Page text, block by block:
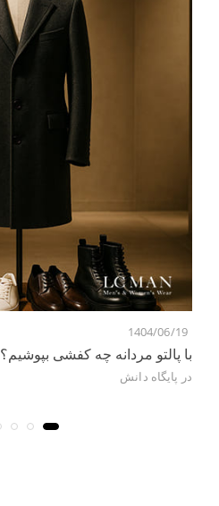
1404/06/19
با پالتو مردانه چه کفشی بپوشیم؟
در پایگاه دانش